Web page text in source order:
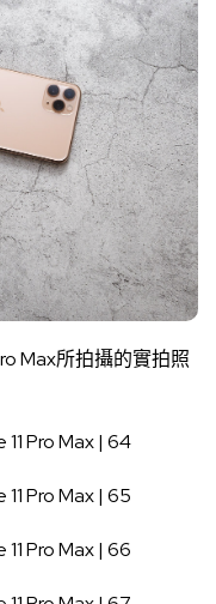
Max所拍攝的實拍照